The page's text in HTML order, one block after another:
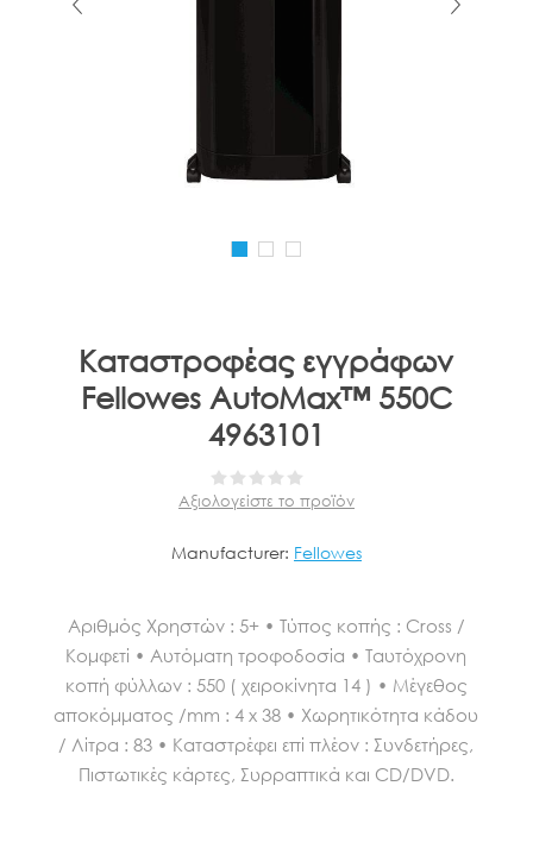
Καταστροφέας εγγράφων
Fellowes AutoMax™ 550C
4963101
Αξιολογείστε το προϊόν
Manufacturer: Fellowes
Αριθμός Χρηστών : 5+ • Τύπος κοπής : Cross /
Κομφετί • Αυτόματη τροφοδοσία • Ταυτόχρονη
κοπή φύλλων : 550 ( χειροκίνητα 14 ) • Μέγεθος
αποκόμματος /mm : 4 x 38 • Χωρητικότητα κάδου
/ Λίτρα : 83 • Καταστρέφει επί πλέον : Συνδετήρες,
Πιστωτικές κάρτες, Συρραπτικά και CD/DVD.